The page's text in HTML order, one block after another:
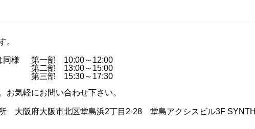
。
同様
第一部 10:00～12:00
第二部 13:00～15:00
第三部 15:30～17:30
お気軽にお問い合わせ下さい。
大阪府大阪市北区堂島浜2丁目2-28 堂島アクシスビル3F SYNTH